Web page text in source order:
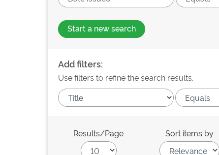
Start a new search
Add filters:
Use filters to refine the search results.
Results/Page Sort items by